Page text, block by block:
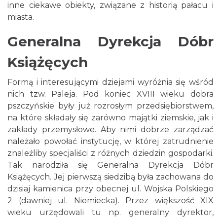
inne ciekawe obiekty, związane z historią pałacu i
miasta.
Generalna Dyrekcja Dóbr
Książęcych
Formą i interesującymi dziejami wyróżnia się wśród
nich tzw. Paleja. Pod koniec XVIII wieku dobra
pszczyńskie były już rozrosłym przedsiębiorstwem,
na które składały się zarówno majątki ziemskie, jak i
zakłady przemysłowe. Aby nimi dobrze zarządzać
należało powołać instytucję, w której zatrudnienie
znaleźliby specjaliści z różnych dziedzin gospodarki.
Tak narodziła się Generalna Dyrekcja Dóbr
Książęcych. Jej pierwszą siedzibą była zachowana do
dzisiaj kamienica przy obecnej ul. Wojska Polskiego
2 (dawniej ul. Niemiecka). Przez większość XIX
wieku urzędowali tu np. generalny dyrektor,